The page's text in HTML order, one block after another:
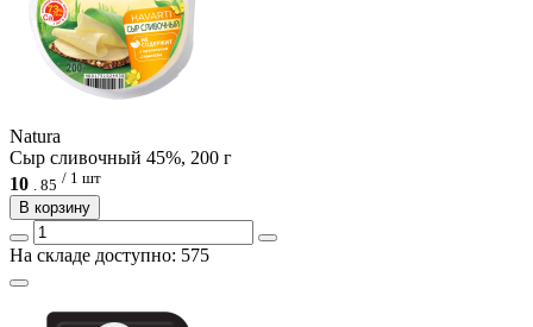
Natura
Сыр сливочный 45%, 200 г
10 . 85 / 1 шт
В корзину
На складе доступно: 575